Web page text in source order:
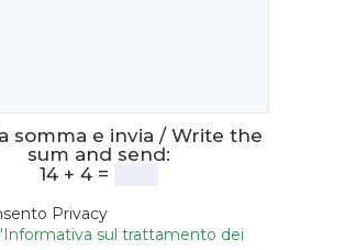
somma e invia / Write the
sum and send:
14 + 4 =
Privacy
sul trattamento dei